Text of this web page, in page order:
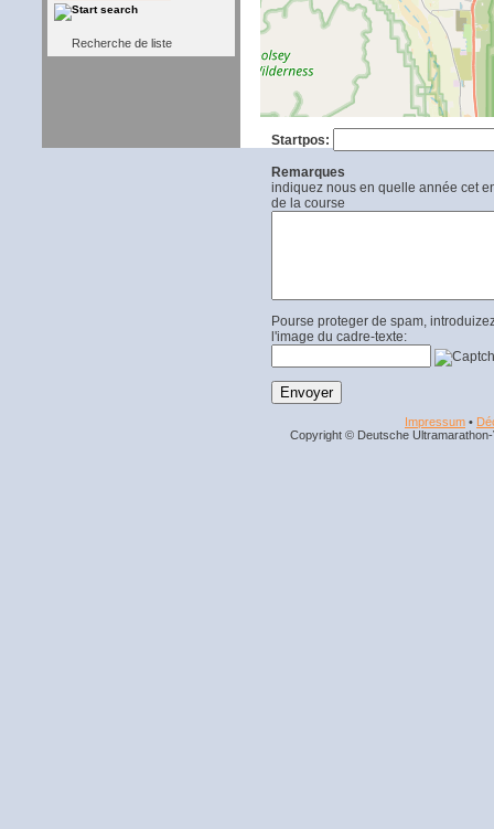
Recherche de liste
Startpos:
Remarques
indiquez nous en quelle année cet
de la course
Pourse proteger de spam,
l'image du cadre-texte:
Impressum •
Copyright © Deutsche